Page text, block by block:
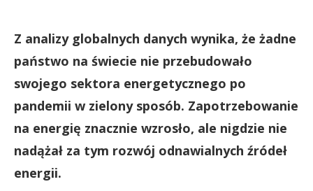
Z analizy globalnych danych wynika, że żadne
państwo na świecie nie przebudowało
swojego sektora energetycznego po
pandemii w zielony sposób. Zapotrzebowanie
na energię znacznie wzrosło, ale nigdzie nie
nadążał za tym rozwój odnawialnych źródeł
energii.